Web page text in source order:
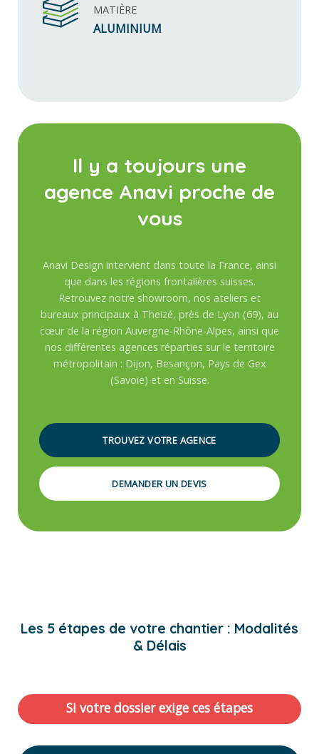
MATIÈRE
ALUMINIUM
Il y a toujours une
agence Anavi proche de
vous
Anavi Design intervient dans toute la France, ainsi
que dans les régions frontalières suisses.
Retrouvez notre showroom, nos ateliers et
bureaux principaux à Theizé, près de Lyon (69), au
cœur de la région Auvergne-Rhône-Alpes, ainsi que
nos différentes agences réparties sur le territoire
métropolitain : Dijon, Besançon, Pays de Gex
(Savoie) et en Suisse.
TROUVEZ VOTRE AGENCE
DEMANDER UN DEVIS
Les 5 étapes de votre chantier : Modalités
& Délais
Si votre dossier exige ces étapes